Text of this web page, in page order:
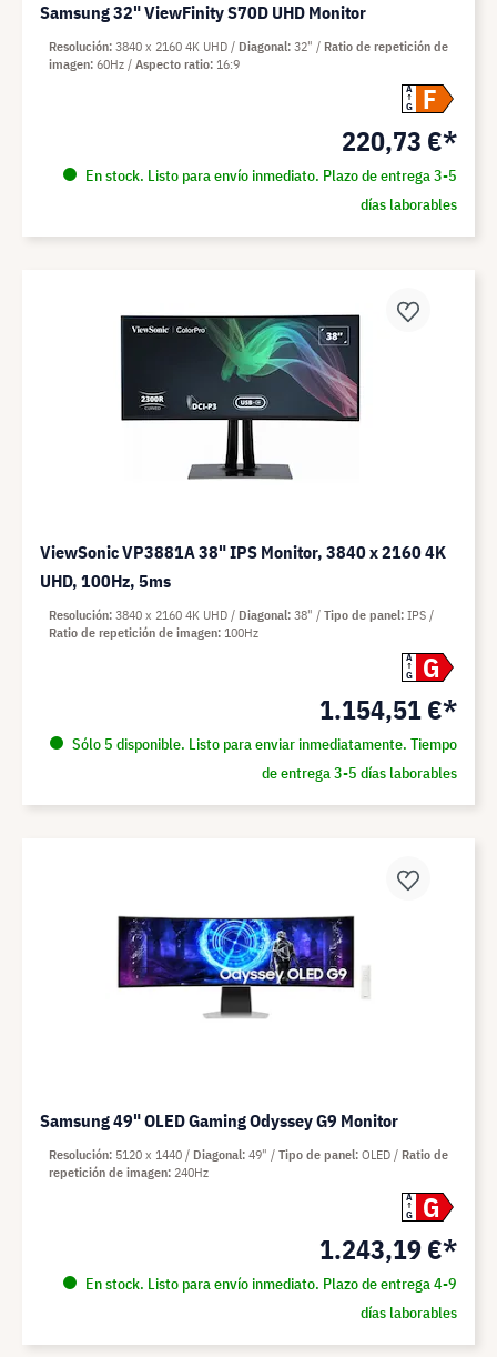
Samsung 32" ViewFinity S70D UHD Monitor
A
G
F
220,73 €*
En stock. Listo para envío inmediato. Plazo de entrega 3-5
días laborables
Resolución 3840 x 2160 4K UHD Diagonal 32"
Ratio de repetición de
imagen 60Hz Aspecto ratio 16:9
ViewSonic VP3881A 38" IPS Monitor, 3840 x 2160 4K
UHD, 100Hz, 5ms
A
G
G
1.154,51 €*
Sólo 5 disponible. Listo para enviar inmediatamente. Tiempo
de entrega 3-5 días laborables
Resolución 3840 x 2160 4K UHD Diagonal 38" Tipo de panel IPS
Ratio de repetición de imagen 100Hz
Samsung 49" OLED Gaming Odyssey G9 Monitor
A
G
G
1.243,19 €*
En stock. Listo para envío inmediato. Plazo de entrega 4-9
días laborables
Resolución 5120 x 1440 Diagonal 49" Tipo de panel OLED
Ratio de
repetición de imagen 240Hz